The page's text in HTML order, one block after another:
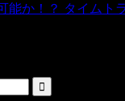
能か！？ タイムト